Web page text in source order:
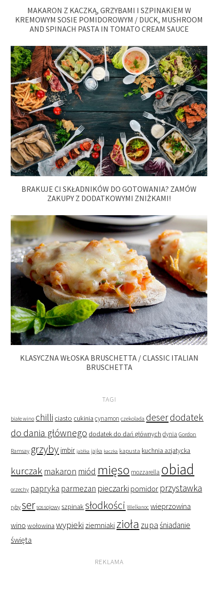
MAKARON Z KACZKĄ, GRZYBAMI I SZPINAKIEM W
KREMOWYM SOSIE POMIDOROWYM / DUCK, MUSHROOM
AND SPINACH PASTA IN TOMATO CREAM SAUCE
BRAKUJE CI SKŁADNIKÓW DO GOTOWANIA? ZAMÓW
ZAKUPY Z DODATKOWYMI ZNIŻKAMI!
KLASYCZNA WŁOSKA BRUSCHETTA / CLASSIC ITALIAN
BRUSCHETTA
TAGI
białe wino chilli ciasto cukinia cynamon czekolada deserdodatek
do dania głównego dodatek do dań głównych dynia Gordon
Ramsay grzyby imbir jabłka jajka kaczka kapusta kuchnia azjatycka
kurczak makaron miód mięso mozzarella obiad
orzechy papryka parmezan pieczarki pomidor przystawka
ryby ser sos sojowy szpinaksłodkości Wielkanoc wieprzowina
wino wołowina wypieki ziemniaki zioła zupaśniadanie
święta
REKLAMA